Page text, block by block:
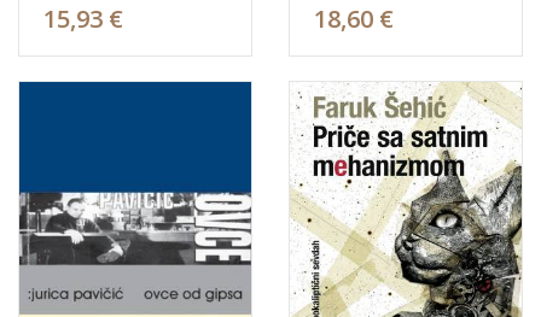
15,93 € 18,60 €